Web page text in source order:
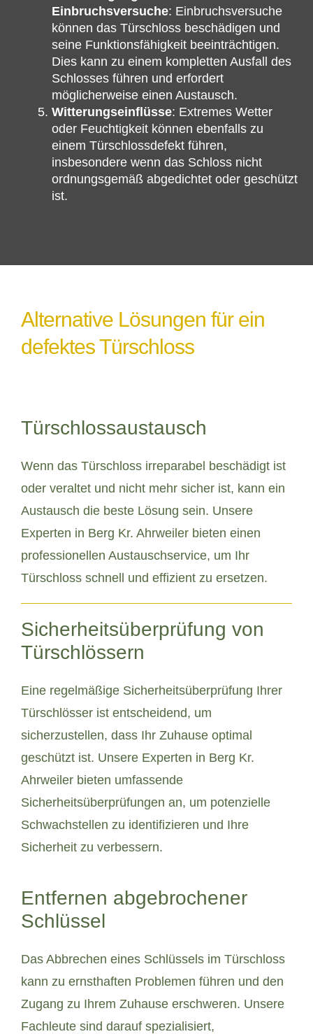
Einbruchsversuche: Einbruchsversuche
können das Türschloss beschädigen und
seine Funktionsfähigkeit beeinträchtigen.
Dies kann zu einem kompletten Ausfall des
Schlosses führen und erfordert
möglicherweise einen Austausch.
Witterungseinflüsse: Extremes Wetter
oder Feuchtigkeit können ebenfalls zu
einem Türschlossdefekt führen,
insbesondere wenn das Schloss nicht
ordnungsgemäß abgedichtet oder geschützt
ist.
Alternative Lösungen für ein
defektes Türschloss
Türschlossaustausch
Wenn das Türschloss irreparabel beschädigt ist
oder veraltet und nicht mehr sicher ist, kann ein
Austausch die beste Lösung sein. Unsere
Experten in Berg Kr. Ahrweiler bieten einen
professionellen Austauschservice, um Ihr
Türschloss schnell und effizient zu ersetzen.
Sicherheitsüberprüfung von
Türschlössern
Eine regelmäßige Sicherheitsüberprüfung Ihrer
Türschlösser ist entscheidend, um
sicherzustellen, dass Ihr Zuhause optimal
geschützt ist. Unsere Experten in Berg Kr.
Ahrweiler bieten umfassende
Sicherheitsüberprüfungen an, um potenzielle
Schwachstellen zu identifizieren und Ihre
Sicherheit zu verbessern.
Entfernen abgebrochener
Schlüssel
Das Abbrechen eines Schlüssels im Türschloss
kann zu ernsthaften Problemen führen und den
Zugang zu Ihrem Zuhause erschweren. Unsere
Fachleute sind darauf spezialisiert,